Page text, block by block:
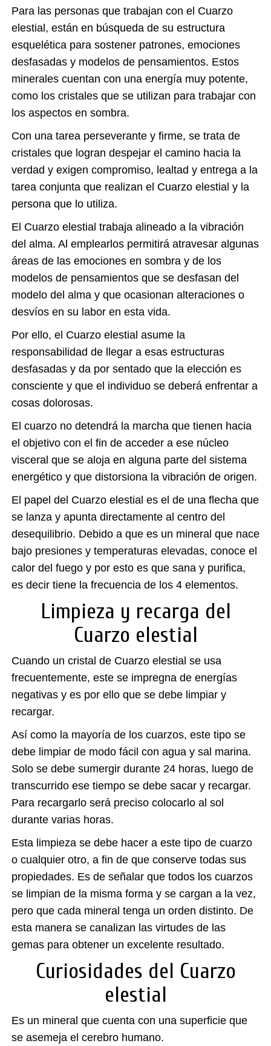
Para las personas que trabajan con el Cuarzo
elestial, están en búsqueda de su estructura
esquelética para sostener patrones, emociones
desfasadas y modelos de pensamientos. Estos
minerales cuentan con una energía muy potente,
como los cristales que se utilizan para trabajar con
los aspectos en sombra.
Con una tarea perseverante y firme, se trata de
cristales que logran despejar el camino hacia la
verdad y exigen compromiso, lealtad y entrega a la
tarea conjunta que realizan el Cuarzo elestial y la
persona que lo utiliza.
El Cuarzo elestial trabaja alineado a la vibración
del alma. Al emplearlos permitirá atravesar algunas
áreas de las emociones en sombra y de los
modelos de pensamientos que se desfasan del
modelo del alma y que ocasionan alteraciones o
desvíos en su labor en esta vida.
Por ello, el Cuarzo elestial asume la
responsabilidad de llegar a esas estructuras
desfasadas y da por sentado que la elección es
consciente y que el individuo se deberá enfrentar a
cosas dolorosas.
El cuarzo no detendrá la marcha que tienen hacia
el objetivo con el fin de acceder a ese núcleo
visceral que se aloja en alguna parte del sistema
energético y que distorsiona la vibración de origen.
El papel del Cuarzo elestial es el de una flecha que
se lanza y apunta directamente al centro del
desequilibrio. Debido a que es un mineral que nace
bajo presiones y temperaturas elevadas, conoce el
calor del fuego y por esto es que sana y purifica,
es decir tiene la frecuencia de los 4 elementos.
Limpieza y recarga del
Cuarzo elestial
Cuando un cristal de Cuarzo elestial se usa
frecuentemente, este se impregna de energías
negativas y es por ello que se debe limpiar y
recargar.
Así como la mayoría de los cuarzos, este tipo se
debe limpiar de modo fácil con agua y sal marina.
Solo se debe sumergir durante 24 horas, luego de
transcurrido ese tiempo se debe sacar y recargar.
Para recargarlo será preciso colocarlo al sol
durante varias horas.
Esta limpieza se debe hacer a este tipo de cuarzo
o cualquier otro, a fin de que conserve todas sus
propiedades. Es de señalar que todos los cuarzos
se limpian de la misma forma y se cargan a la vez,
pero que cada mineral tenga un orden distinto. De
esta manera se canalizan las virtudes de las
gemas para obtener un excelente resultado.
Curiosidades del Cuarzo
elestial
Es un mineral que cuenta con una superficie que
se asemeja el cerebro humano.